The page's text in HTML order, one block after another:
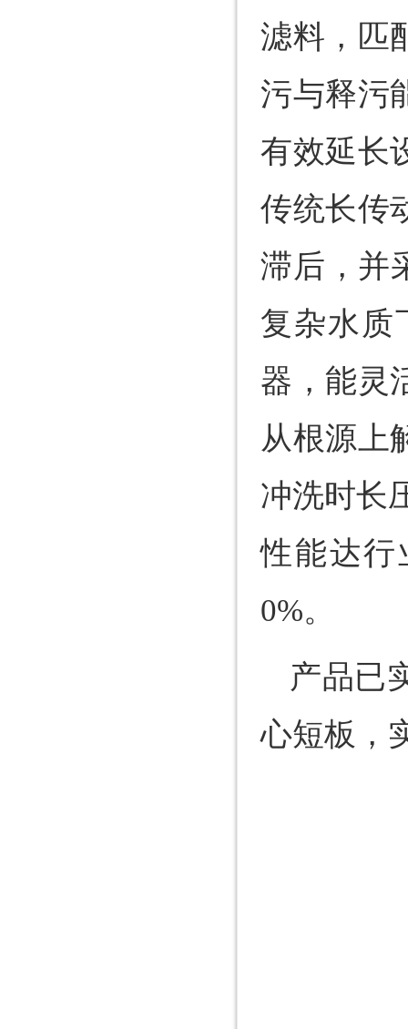
滤料，匹
污与释污
有效延长
传统长传
滞后，并
复杂水质
器，能灵
从根源上
冲洗时长
性能达行
0%。
产品已
心短板，